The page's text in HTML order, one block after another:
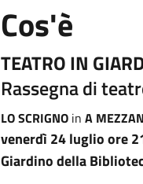
Cos'è
TEATRO IN
Rassegna di
LO SCRIGNO in A
venerdì 24 luglio ore
Giardino della